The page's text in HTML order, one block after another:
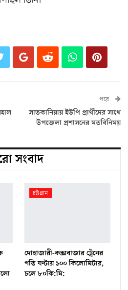
পরে
সাতকানিয়ায় ইউপি প্রার্থীদের সাথে
উপজেলা প্রশাসনের মতবিনিময়
সংবাদ
চট্টগ্রাম
দোহাজারী-কক্সবাজার ট্রেনের
গতি ঘণ্টায় ১০০ কিলোমিটার,
চলে ৮০কি:মি: